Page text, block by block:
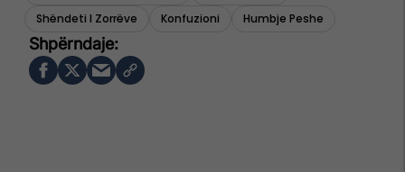
Shëndeti I Zorrëve
Konfuzioni Humbje Peshe